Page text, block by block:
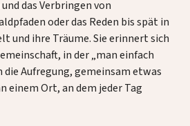
das Verbringen von
oder das Reden bis spät in
und ihre Träume. Sie erinnert sich
in der „man einfach
die Aufregung, gemeinsam etwas
einem Ort, an dem jeder Tag